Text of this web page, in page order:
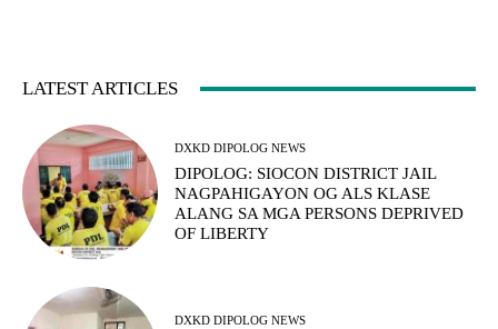
LATEST ARTICLES
DXKD DIPOLOG NEWS
DIPOLOG: SIOCON DISTRICT JAIL
NAGPAHIGAYON OG ALS KLASE
ALANG SA MGA PERSONS DEPRIVED
OF LIBERTY
DXKD DIPOLOG NEWS